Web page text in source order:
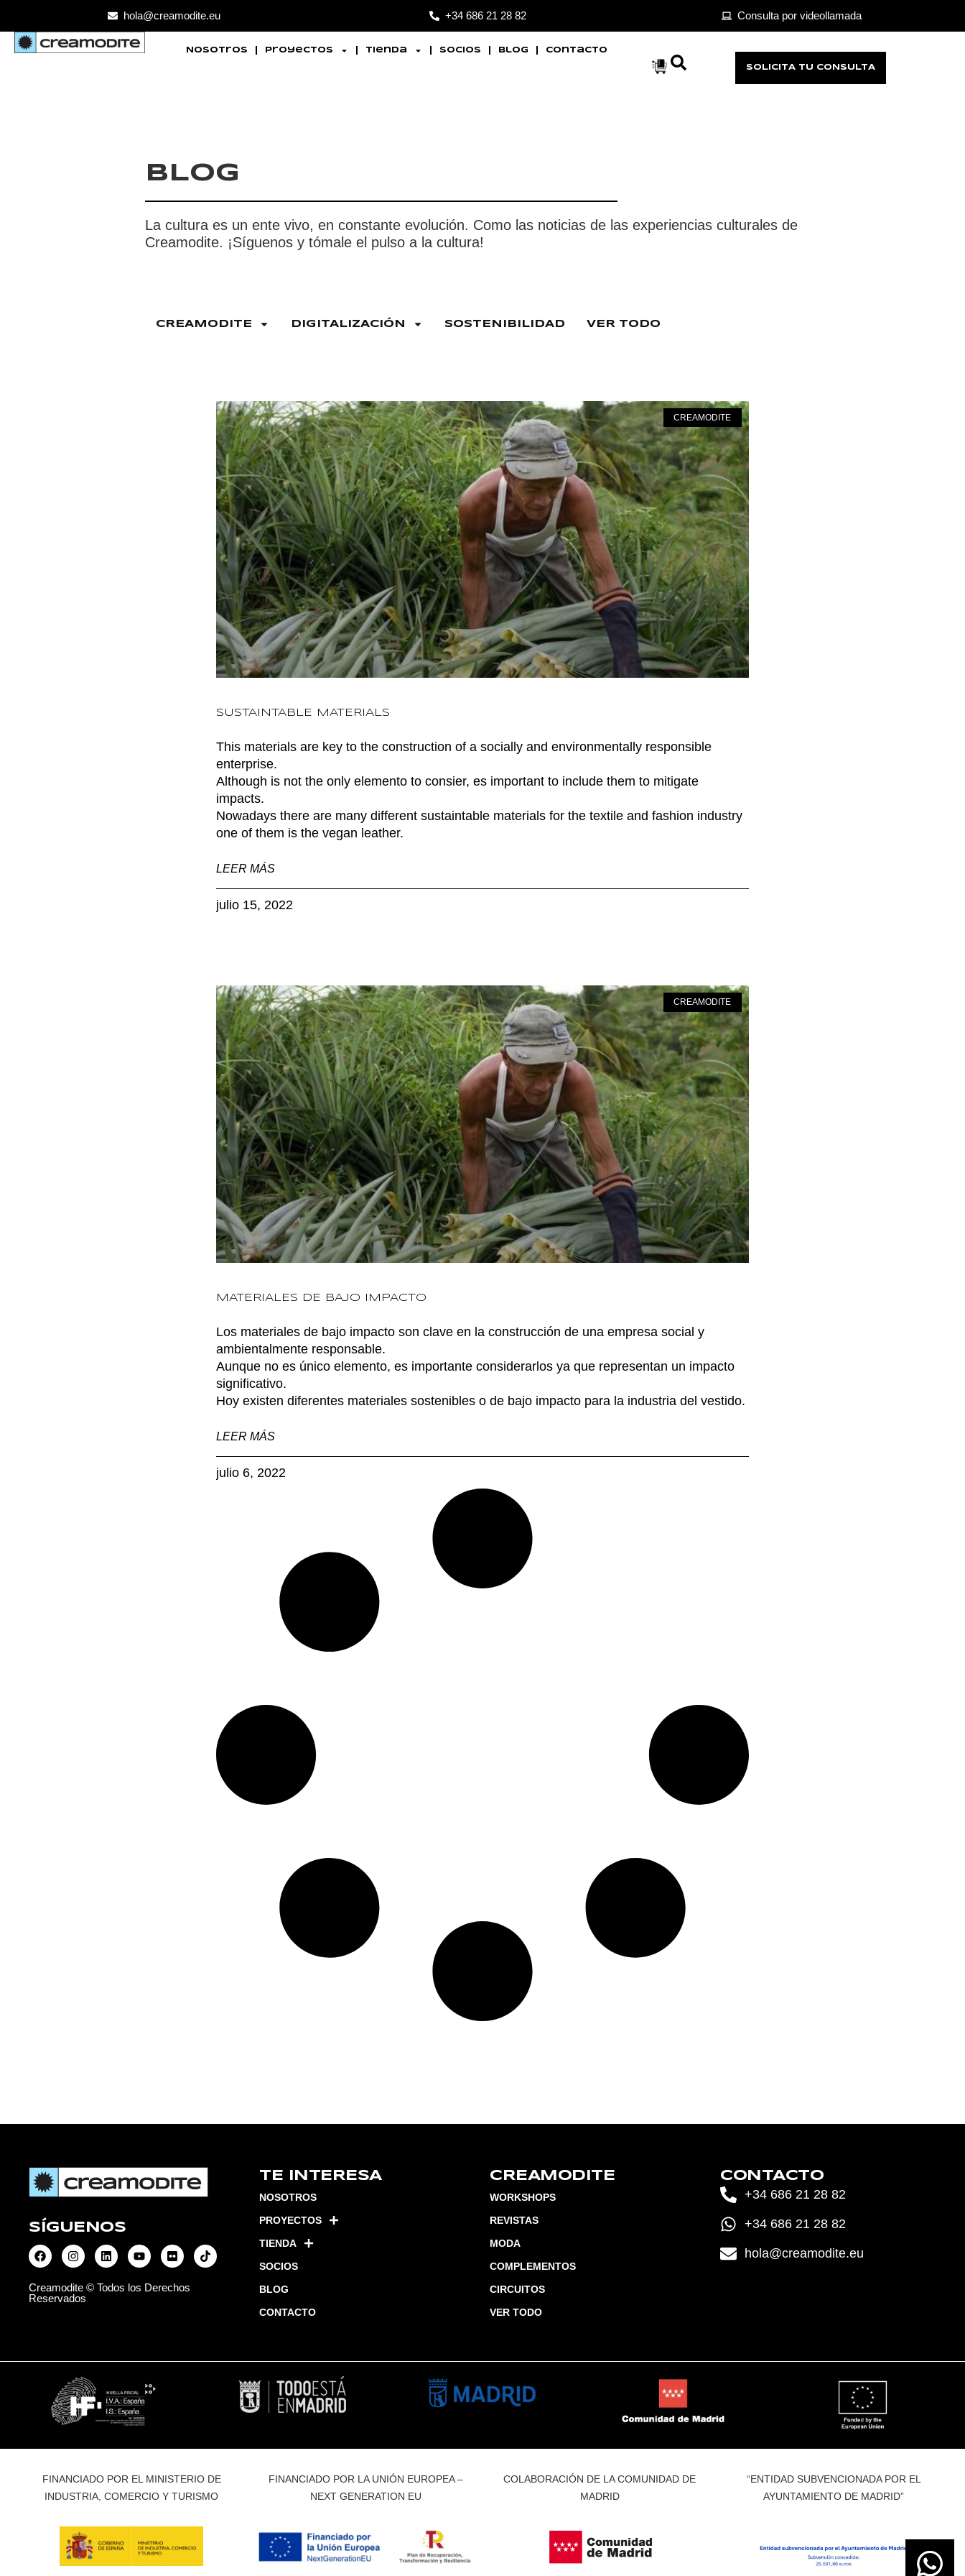
hola@creamodite.eu +34 686 21 28 82 Consulta por videollamada
Nosotros Proyectos Tienda Socios Blog Contacto
SOLICITA TU CONSULTA
BLOG
La cultura es un ente vivo, en constante evolución. Como las noticias de las experiencias culturales de
Creamodite. ¡Síguenos y tómale el pulso a la cultura!
CREAMODITE DIGITALIZACIÓN SOSTENIBILIDAD VER TODO
CREAMODITE
SUSTAINTABLE MATERIALS
This materials are key to the construction of a socially and environmentally responsible
enterprise.
Although is not the only elemento to consier, es important to include them to mitigate
impacts.
Nowadays there are many different sustaintable materials for the textile and fashion industry
one of them is the vegan leather.
LEER MÁS
julio 15, 2022
CREAMODITE
MATERIALES DE BAJO IMPACTO
Los materiales de bajo impacto son clave en la construcción de una empresa social y
ambientalmente responsable.
Aunque no es único elemento, es importante considerarlos ya que representan un impacto
significativo.
Hoy existen diferentes materiales sostenibles o de bajo impacto para la industria del vestido.
LEER MÁS
julio 6, 2022
SÍGUENOS
Creamodite © Todos los Derechos
Reservados
TE INTERESA
NOSOTROS
PROYECTOS
TIENDA
SOCIOS
BLOG
CONTACTO
CREAMODITE
WORKSHOPS
REVISTAS
MODA
COMPLEMENTOS
CIRCUITOS
VER TODO
CONTACTO
+34 686 21 28 82
+34 686 21 28 82
hola@creamodite.eu
FINANCIADO POR EL MINISTERIO DE
INDUSTRIA, COMERCIO Y TURISMO
FINANCIADO POR LA UNIÓN EUROPEA –
NEXT GENERATION EU
COLABORACIÓN DE LA COMUNIDAD DE
MADRID
“ENTIDAD SUBVENCIONADA POR EL
AYUNTAMIENTO DE MADRID”